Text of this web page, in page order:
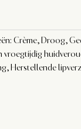
Crème, Droog,
vroegtijdig
, Herstellende